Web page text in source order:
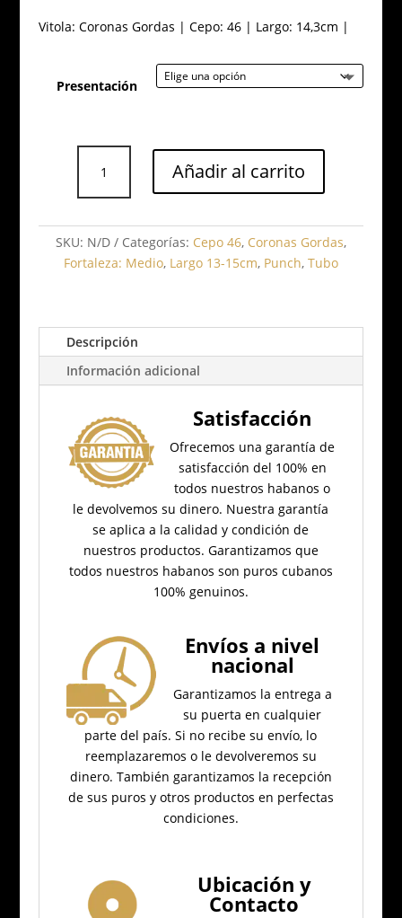
Vitola: Coronas Gordas | Cepo: 46| Largo: 14,3cm |
Presentación
Punch
Punch
cantidad
Añadir al carrito
SKU: N/D Categorías: Cepo 46, Coronas Gordas,
Fortaleza: Medio, Largo 13-15cm, Punch, Tubo
Descripción
Información adicional
Satisfacción
Ofrecemos una garantía de
satisfacción del 100% en
todos nuestros habanos o
le devolvemos su dinero. Nuestra garantía
se aplica a la calidad y condición de
nuestros productos. Garantizamos que
todos nuestros habanos son puros cubanos
100% genuinos.
Envíos a nivel
nacional
Garantizamos la entrega a
su puerta en cualquier
parte del país. Si no recibe su envío, lo
reemplazaremos o le devolveremos su
dinero. También garantizamos la recepción
de sus puros y otros productos en perfectas
condiciones.
Ubicación y
Contacto